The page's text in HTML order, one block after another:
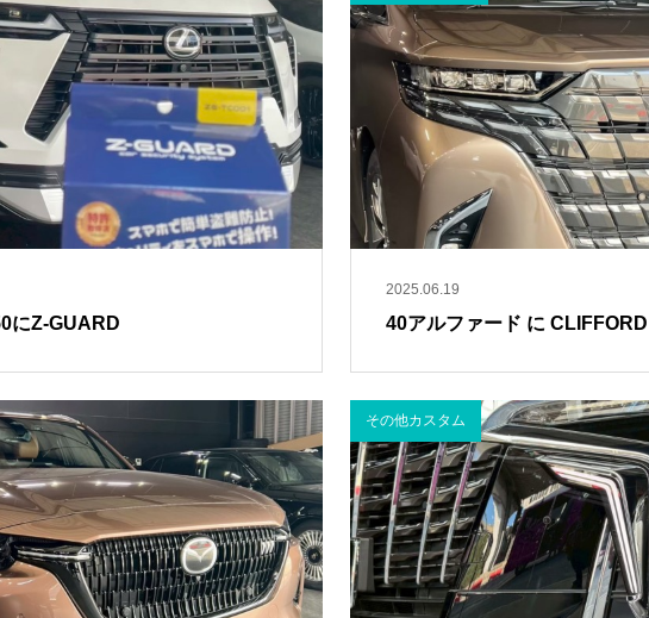
にZ-GUARD
2025.06.19
40アルファード に CLIFFORD
その他カスタム